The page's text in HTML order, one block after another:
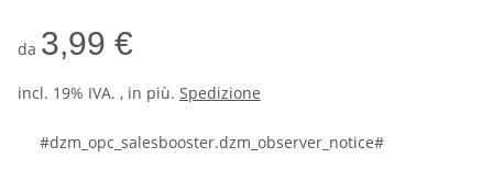
da 3,99 €
incl. 19% IVA. , in più. Spedizione
#dzm_opc_salesbooster.dzm_observer_notice#